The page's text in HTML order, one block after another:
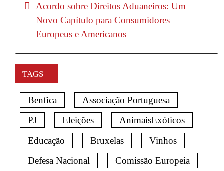
Acordo sobre Direitos Aduaneiros: Um
Novo Capítulo para Consumidores
Europeus e Americanos
TAGS
Benfica
Associação Portuguesa
PJ
Eleições
AnimaisExóticos
Educação
Bruxelas
Vinhos
Defesa Nacional
Comissão Europeia